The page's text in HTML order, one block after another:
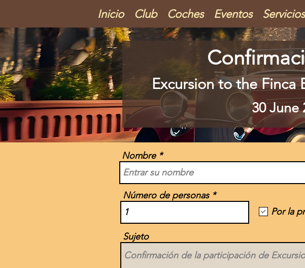
Inicio Club Coches Eventos Servicios
Excursion to the Finca
30 June
Nombre
Número de personas
Por la
Sujeto